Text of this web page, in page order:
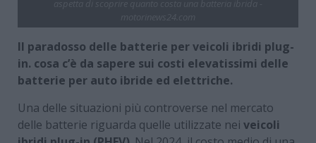
Il paradosso delle batterie per veicoli ibridi plug-
in. cosa c’è da sapere sui costi elevatissimi delle
batterie per auto ibride ed elettriche.
Una delle situazioni più controverse nel mercato
delle batterie riguarda quelle utilizzate nei veicoli